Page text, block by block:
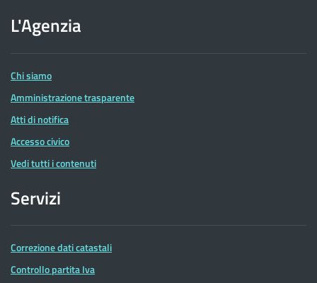
dell'Agenzia
delle
Entrate
L'Agenzia
Chi siamo
Amministrazione trasparente
Atti di notifica
Accesso civico
Vedi tutti i contenuti
Servizi
Correzione dati catastali
Controllo partita Iva